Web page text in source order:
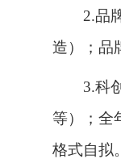
2.品
造）；品
3.科
等）；全
格式自拟。